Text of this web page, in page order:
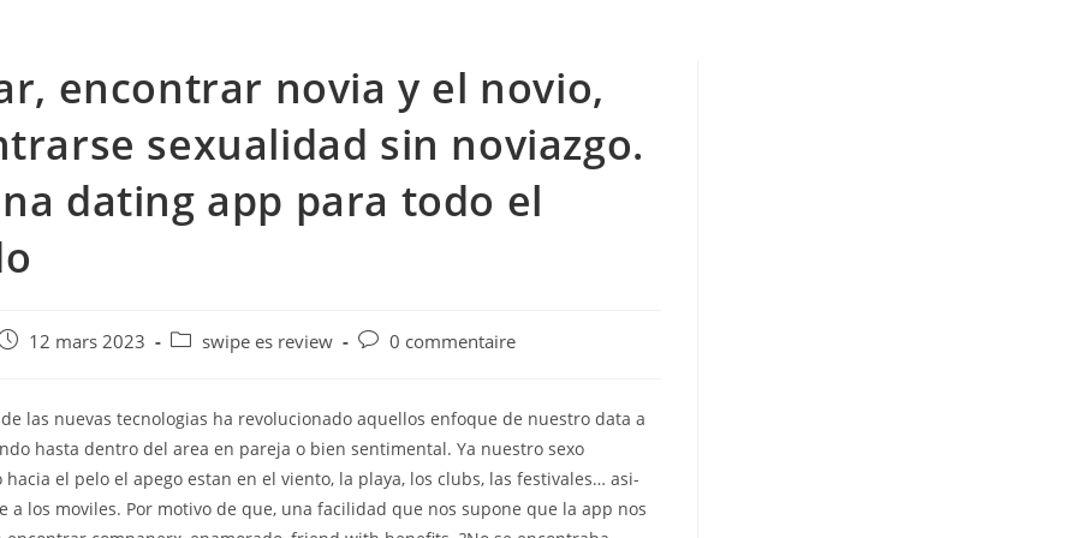
encontrar novia y el novio,
sexualidad sin noviazgo.
dating app para todo el
12 mars 2023
Postswipe es review
Post0 commentaire
las nuevas tecnologias ha revolucionado aquellos enfoque de nuestro data a
hasta dentro del area en pareja o bien sentimental. Ya nuestro sexo
hacia el pelo el apego estan en el viento, la playa, los clubs, las festivales… asi­
a los moviles. Por motivo de que, una facilidad que nos supone que la app nos